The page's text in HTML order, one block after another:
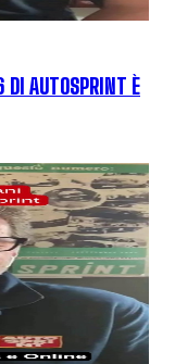
AUTOSPRINT È